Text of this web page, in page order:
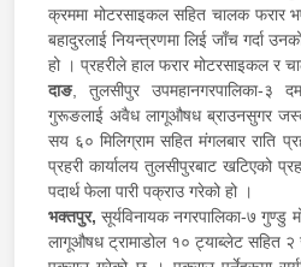
क्रममा मोटरसाइकल सहित चालक फरार
बहादुरलाई नियन्त्रणमा लिई जाँच गर्दा
हो । प्रहरीले हाल फरार मोटरसाइकल र
दाङ, तुलसीपुर उपमहानगरपालिका-३
गुरूङलाई अवैध लागूऔषध ब्राउनसुगर
सय ६० मिलिग्राम सहित मंगलबार राति
प्रहरी कार्यालय तुलसीपुरबाट खटिएको
पदार्थ फेला पारी पक्राउ गरेको हो ।
भक्तपुर, सूर्यविनायक नगरपालिका-७ गुण्डु
लागूऔषध ट्रामाडोल १० ट्याब्लेट सहित २